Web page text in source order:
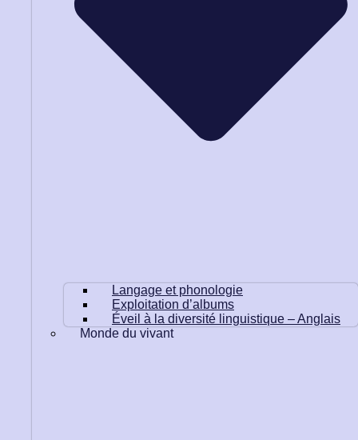
Langage et phonologie
Exploitation d’albums
Éveil à la diversité linguistique – Anglais
Monde du vivant